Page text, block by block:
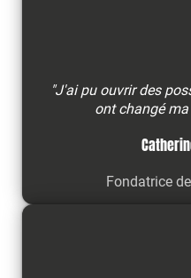
"J'ai pu ouvrir des
ont changé
Fondatrice